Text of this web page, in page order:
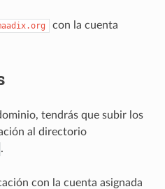
con la cuenta
tendrás que subir los
al directorio
.
con la cuenta asignada